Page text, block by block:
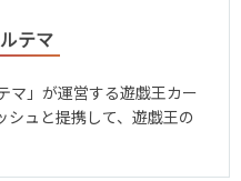
テマ
マ」が運営する遊戯王カー
シュと提携して、遊戯王の